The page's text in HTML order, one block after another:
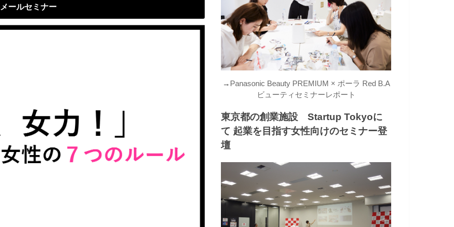
ールセミナー
→ Panasonic Beauty PREMIUM × ポーラ Red B.A
ビューティセミナーレポート
東京都の創業施設 Startup Tokyoに
て 起業を目指す女性向けのセミナー登
壇